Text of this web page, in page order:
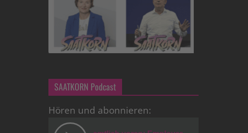
SAATKORN Podcast
Hören und abonnieren: